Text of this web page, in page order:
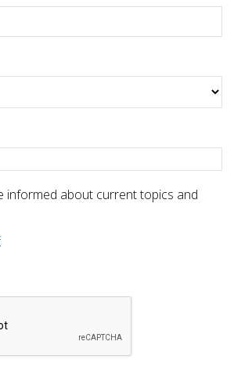
informed about current topics and